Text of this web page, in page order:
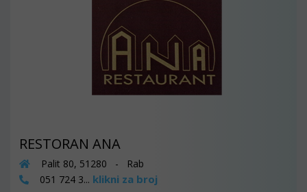
RESTORAN ANA
Palit 80, 51280 - Rab
051 724 3... klikni za broj